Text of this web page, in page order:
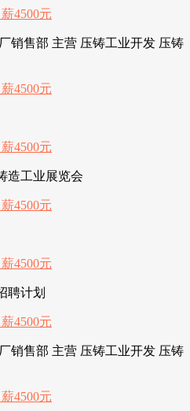
销售部 主营 压铸工业开发 压铸
造工业展览会
聘计划
销售部 主营 压铸工业开发 压铸